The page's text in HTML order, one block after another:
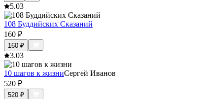
5.03
108 Буддийских Сказаний
160 ₽
160 ₽
3.03
10 шагов к жизниСергей Иванов
520 ₽
520 ₽